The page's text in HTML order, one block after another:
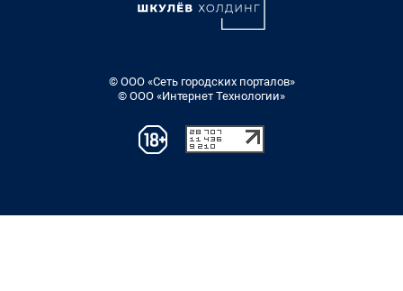
© ООО «Сеть городских порталов»
© ООО «Интернет Технологии»